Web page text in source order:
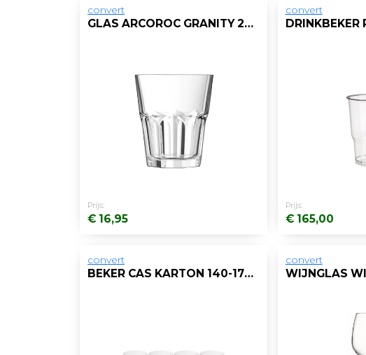
convert
GLAS ARCOROC GRANITY 20CL LAAG/DS 6
Prijs:
€ 16,95
convert
Prijs:
€ 165,00
convert
BEKER CAS KARTON 140-175CC DESSIN/DS1000
convert